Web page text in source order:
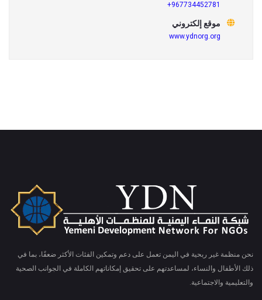
967734452781+
موقع إلكتروني
www.ydnorg.org
نحن منظمة غير ربحية في اليمن تعمل على دعم وتمكين الفئات الأكثر ضعفًا، بما في
ذلك الأطفال والنساء، لمساعدتهم على تحقيق إمكاناتهم الكاملة في الجوانب الصحية
والتعليمية والاجتماعية.